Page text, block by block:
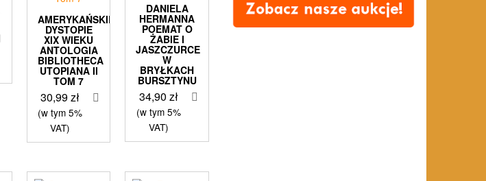
AMERYKAŃSKIE
DYSTOPIE
XIX WIEKU
ANTOLOGIA
BIBLIOTHECA
UTOPIANA II
TOM 7
30,99zł
(w tym 5%
VAT)
DANIELA
HERMANNA
POEMAT O
ŻABIE I
JASZCZURCE
W
BRYŁKACH
BURSZTYNU
34,90 zł
(w tym 5%
VAT)